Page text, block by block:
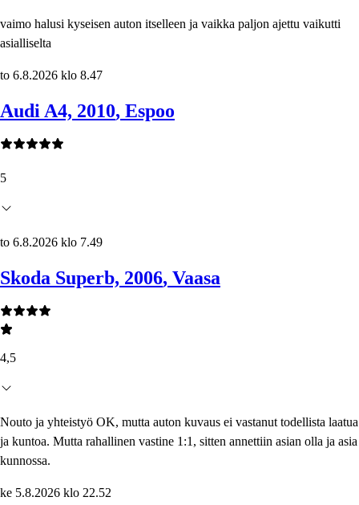
vaimo halusi kyseisen auton itselleen ja vaikka paljon ajettu vaikutti
asialliselta
to 6.8.2026 klo 8.47
Audi A4, 2010, Espoo
5
to 6.8.2026 klo 7.49
Skoda Superb, 2006, Vaasa
4,5
Nouto ja yhteistyö OK, mutta auton kuvaus ei vastanut todellista laatua
ja kuntoa. Mutta rahallinen vastine 1:1, sitten annettiin asian olla ja asia
kunnossa.
ke 5.8.2026 klo 22.52